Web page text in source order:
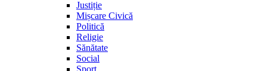
Justiție
Mișcare Civică
Politică
Religie
Sănătate
Social
Sport